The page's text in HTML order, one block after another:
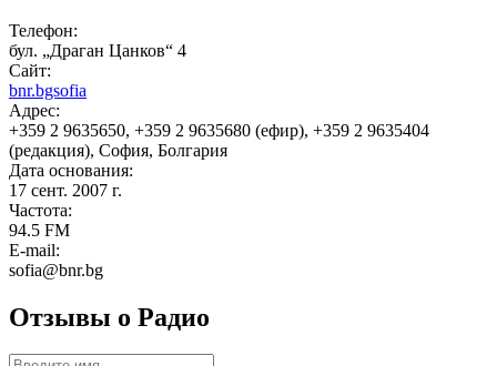
Телефон:
бул. „Драган Цанков“ 4
Сайт:
bnr.bgsofia
Адрес:
+359 2 9635650, +359 2 9635680 (ефир), +359 2 9635404
(редакция), София, Болгария
Дата основания:
17 сент. 2007 г.
Частота:
94.5 FM
E-mail:
sofia@bnr.bg
Отзывы о Радио